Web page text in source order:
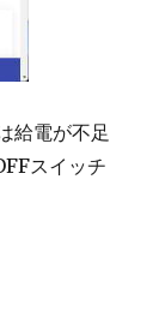
給電が不足
スイッチ